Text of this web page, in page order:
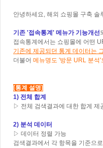
안녕하세요, 해외 쇼핑몰 구축
기존 '접속통계' 메뉴가 기능개선
접속통계에서는 쇼핑몰에 어떤
기존에 제공되던 통계 데이터는
더불어 메뉴명도 '방문 URL 분석'
[통계 설명]
1) 전체 합계
▷ 전체 검색결과에 대한 합계 제
2) 분석 데이터
▷ 데이터 정렬 가능
검색결과에서 각 항목을 기준으